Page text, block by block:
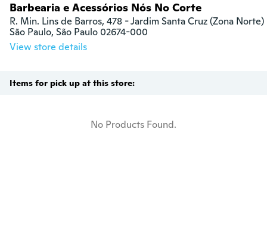
Barbearia e Acessórios Nós No Corte
R. Min. Lins de Barros, 478 - Jardim Santa Cruz (Zona Norte)
São Paulo, São Paulo 02674-000
View store details
Items for pick up at this store:
No Products Found.